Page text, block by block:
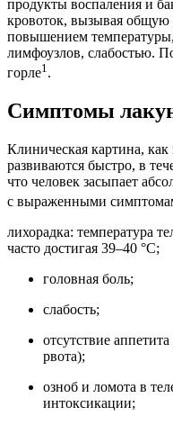
продукты воспаления и
кровоток, вызывая
повышением
лимфоузлов, слабостью.
горле1 .
Симптомы
Клиническая картина,
развиваются быстро, в
что человек засыпает
с выраженными
лихорадка: температура
часто достигая 39–40 °C;
головная боль;
слабость;
отсутствие
рвота);
озноб и ломота в
интоксикации;